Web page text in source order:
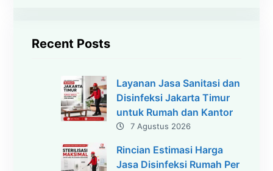
Recent Posts
Layanan Jasa Sanitasi dan
Disinfeksi Jakarta Timur
untuk Rumah dan Kantor
7 Agustus 2026
Rincian Estimasi Harga
Jasa Disinfeksi Rumah Per